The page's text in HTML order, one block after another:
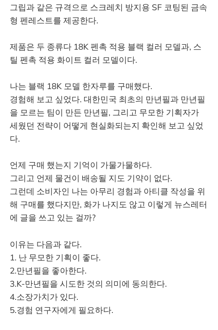
그립과 같은 규격으로 스크레치 방지용 SF 코팅된 금속
형 펜레스트를 제공한다.
제품은 두 종류다 18K 펜촉 적용 블랙 컬러 모델과, 스
틸 펜촉 적용 화이트 컬러 모델이다.
나는 블랙 18K 모델 한자루를 구매했다.
경험해 보고 싶었다. 대한민국 최초의 만년필과 만년필
을 모르는 팀이 만든 만년필, 그리고 무모한 기획자가
세웠던 전략이 어떻게 현실화되는지 확인해 보고 싶었
다.
언제 구매 했는지 기억이 가물가물하다.
그리고 언제 물건이 배송될 지도 기약이 없다.
그런데 소비자인 나는 아무리 경험과 아티클 작성을 위
해 구매를 했다지만, 화가 나지도 않고 이렇게 뉴스레터
에 글을 쓰고 있는 걸까?
이유는 다음과 같다.
1. 난 무모한 기획이 좋다.
2.만년필을 좋아한다.
3.K-만년필을 시도한 것의 의미에 동의한다.
4.소장가치가 있다.
5.경험 연구자에게 필요하다.